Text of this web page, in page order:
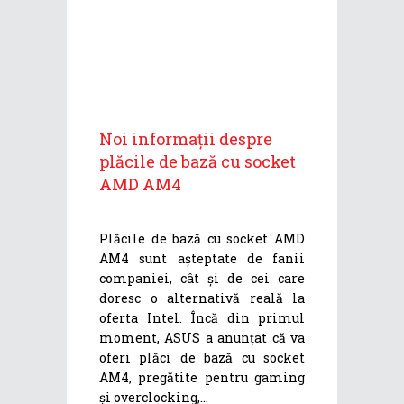
Noi informații despre
plăcile de bază cu socket
AMD AM4
Plăcile de bază cu socket AMD
AM4 sunt așteptate de fanii
companiei, cât și de cei care
doresc o alternativă reală la
oferta Intel. Încă din primul
moment, ASUS a anunțat că va
oferi plăci de bază cu socket
AM4, pregătite pentru gaming
și overclocking,